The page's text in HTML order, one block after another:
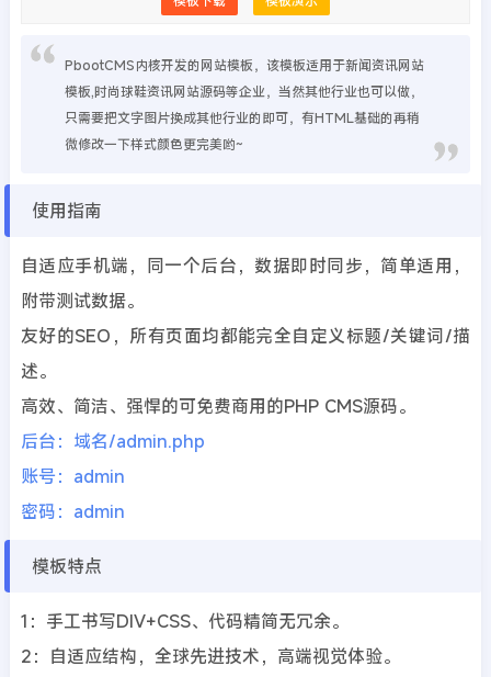
PbootCMS内核开发的网站模板，该模板适用于新闻资讯网站
模板,时尚球鞋资讯网站源码等企业，当然其他行业也可以做，
只需要把文字图片换成其他行业的即可，有HTML基础的再稍
微修改一下样式颜色更完美哟~
使用指南
自适应手机端，同一个后台，数据即时同步，简单适用，
附带测试数据。
友好的SEO，所有页面均都能完全自定义标题/关键词/描
述。
高效、简洁、强悍的可免费商用的PHP CMS源码。
后台：域名/admin.php
账号：admin
密码：admin
模板特点
1：手工书写DIV+CSS、代码精简无冗余。
2：自适应结构，全球先进技术，高端视觉体验。